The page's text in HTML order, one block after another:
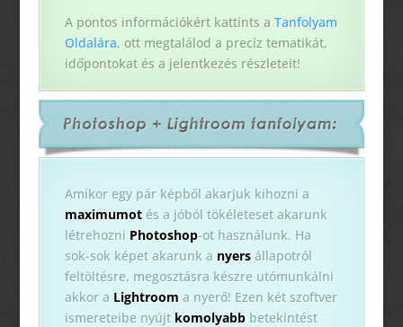
A pontos információkért kattints a Tanfolyam
Oldalára, ott megtalálod a precíz tematikát,
időpontokat és a jelentkezés részleteit!
Amikor egy pár képből akarjuk kihozni a
maximumotés a jóból tökéleteset akarunk
létrehozni Photoshop-ot használunk. Ha
sok-sok képet akarunk a nyersállapotról
feltöltésre, megosztásra készre utómunkálni
akkor a Lightroom a nyerő! Ezen két szoftver
ismereteibe nyújt komolyabbbetekintést